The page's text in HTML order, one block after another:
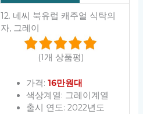
12. 네씨 북유럽 캐주얼 식탁의
자, 그레이
(1개 상품평)
가격: 16만원대
색상계열: 그레이계열
출시 연도: 2022년도